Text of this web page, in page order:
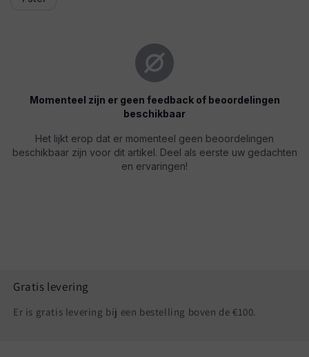
Gratis levering
Er is gratis levering bij een bestelling boven de €100.